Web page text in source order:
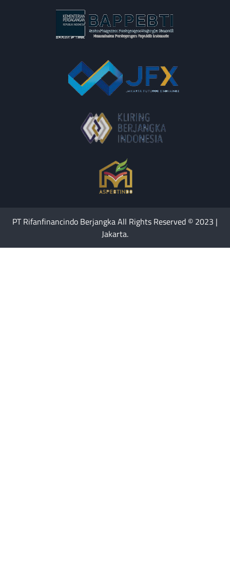
PT Rifanfinancindo Berjangka All Rights Reserved © 2023 |
Jakarta.